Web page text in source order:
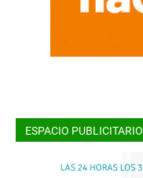
ESPACIO PUBLICITARIO